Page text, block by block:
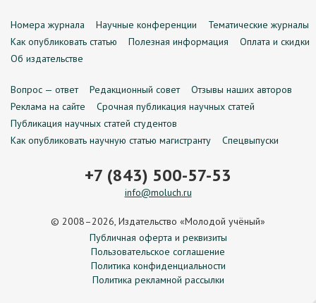
Номера журнала Научные конференции
Тематические журналы
Как опубликовать статью
Полезная информация
Оплата и скидки
Об издательстве
Вопрос — ответ Редакционный совет
Отзывы наших авторов
Реклама на сайте
Срочная публикация научных статей
Публикация научных статей студентов
Как опубликовать научную статью магистранту
Спецвыпуски
+7 (843) 500-57-53
info@moluch.ru
© 2008–2026, Издательство «Молодой учёный»
Публичная оферта и реквизиты
Пользовательское соглашение
Политика конфиденциальности
Политика рекламной рассылки